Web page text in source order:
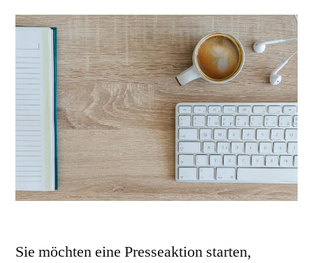
Sie möchten eine Presseaktion starten,